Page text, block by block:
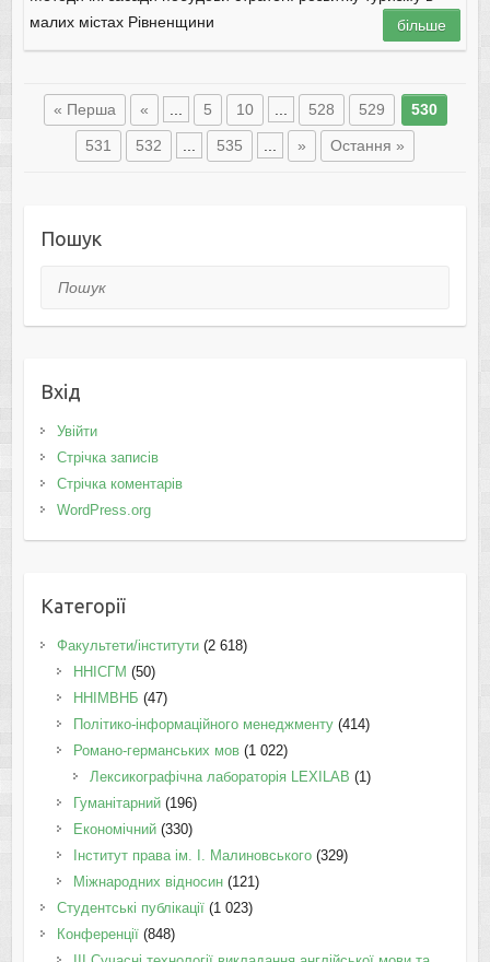
малих містах Рівненщини
більше
« Перша « 5 10 528 529 530
531 532 535 » Остання »
Пошук
Пошук
Вхід
Увійти
Стрічка записів
Стрічка коментарів
WordPress.org
Категорії
Факультети/інститути(2 618)
ННІСГМ (50)
ННІМВНБ (47)
Політико-інформаційного менеджменту(414)
Романо-германських мов(1 022)
Лексикографічна лабораторія LEXILAB (1)
Гуманітарний(196)
Економічний(330)
Інститут права ім. І. Малиновського(329)
Міжнародних відносин(121)
Студентські публікації(1 023)
Конференції(848)